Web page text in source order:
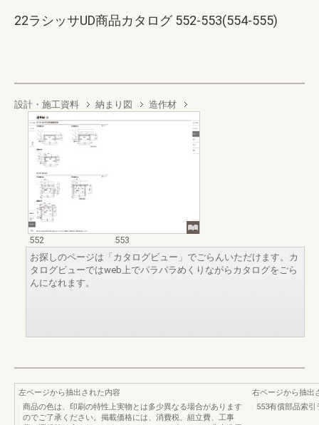
22ラシッサUD商品カタログ 552-553(554-555)
設計・施工資料 納まり図 造作材
552
553
お探しのページは「カタログビュー」でごらんいただけます。カ
タログビューではweb上でパラパラめくりながらカタログをごら
んになれます。
左ページから抽出された内容
商品の色は、印刷の特性上実物とは多少異なる場合があります
のでご了承ください。掲載価格には、消費税、組立費、工事
右ページから抽出
553有償部品索